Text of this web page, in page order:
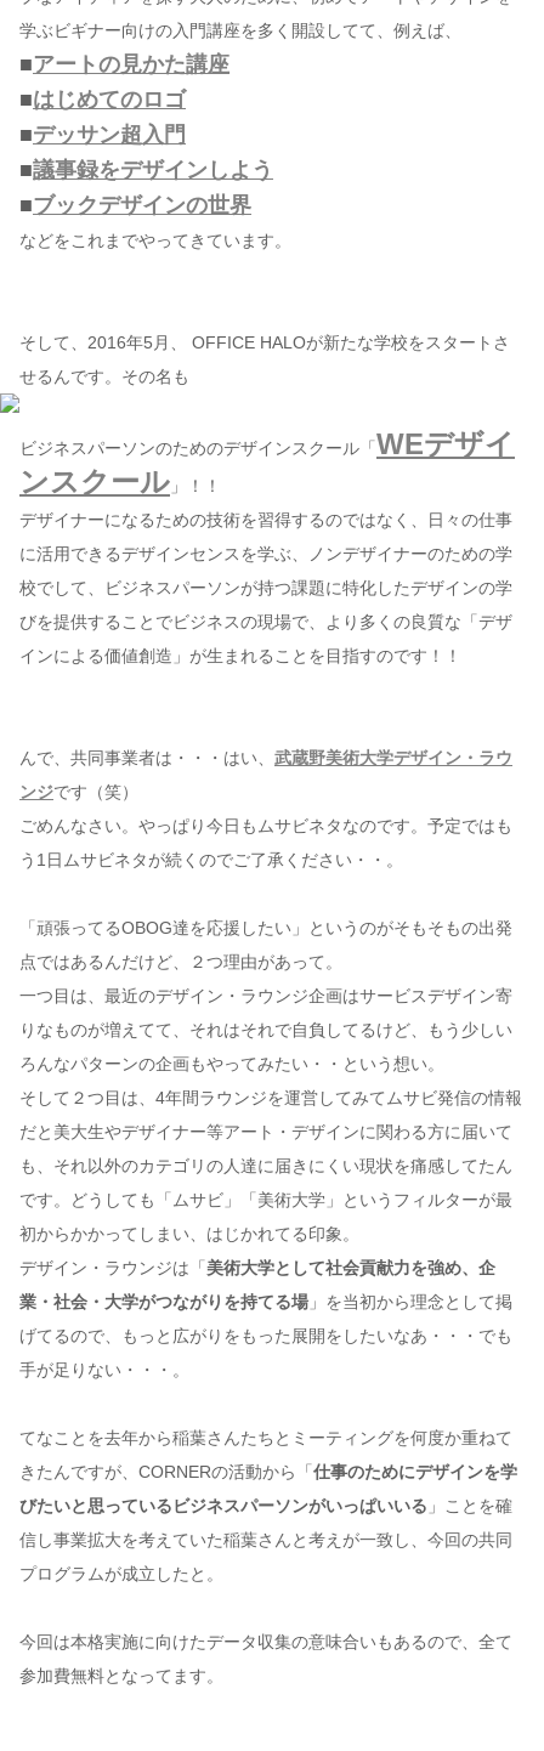
学ぶビギナー向けの入門講座を多く開設してて、例えば、
■アートの見かた講座
■はじめてのロゴ
■デッサン超入門
■議事録をデザインしよう
■ブックデザインの世界
などをこれまでやってきています。
そして、2016年5月、 OFFICE HALOが新たな学校をスタートさ
せるんです。その名も
ビジネスパーソンのためのデザインスクール「 WEデザイ
ンスクール 」！！
デザイナーになるための技術を習得するのではなく、日々の仕事
に活用できるデザインセンスを学ぶ、ノンデザイナーのための学
校でして、ビジネスパーソンが持つ課題に特化したデザインの学
びを提供することでビジネスの現場で、より多くの良質な「デザ
インによる価値創造」が生まれることを目指すのです！！
んで、共同事業者は・・・はい、 武蔵野美術大学デザイン・ラウ
ンジです（笑）
ごめんなさい。やっぱり今日もムサビネタなのです。予定ではも
う1日ムサビネタが続くのでご了承ください・・。
「頑張ってるOBOG達を応援したい」というのがそもそもの出発
点ではあるんだけど、２つ理由があって。
一つ目は、最近のデザイン・ラウンジ企画はサービスデザイン寄
りなものが増えてて、それはそれで自負してるけど、もう少しい
ろんなパターンの企画もやってみたい・・という想い。
そして２つ目は、4年間ラウンジを運営してみてムサビ発信の情報
だと美大生やデザイナー等アート・デザインに関わる方に届いて
も、それ以外のカテゴリの人達に届きにくい現状を痛感してたん
です。どうしても「ムサビ」「美術大学」というフィルターが最
初からかかってしまい、はじかれてる印象。
デザイン・ラウンジは「 美術大学として社会貢献力を強め、企
業・社会・大学がつながりを持てる場 」を当初から理念として掲
げてるので、もっと広がりをもった展開をしたいなあ・・・でも
手が足りない・・・。
てなことを去年から稲葉さんたちとミーティングを何度か重ねて
きたんですが、CORNERの活動から「 仕事のためにデザインを学
びたいと思っているビジネスパーソンがいっぱいいる 」ことを確
信し事業拡大を考えていた稲葉さんと考えが一致し、今回の共同
プログラムが成立したと。
今回は本格実施に向けたデータ収集の意味合いもあるので、全て
参加費無料となってます。